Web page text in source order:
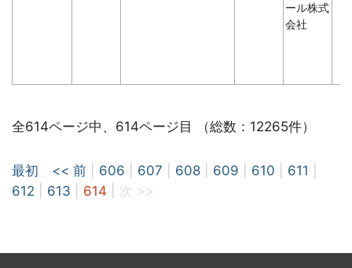
ール株式
会社
全614ページ中、614ページ目 （総数：12265件）
最初 << 前 606 607 608 609 610 611
612
613 614 次 >>